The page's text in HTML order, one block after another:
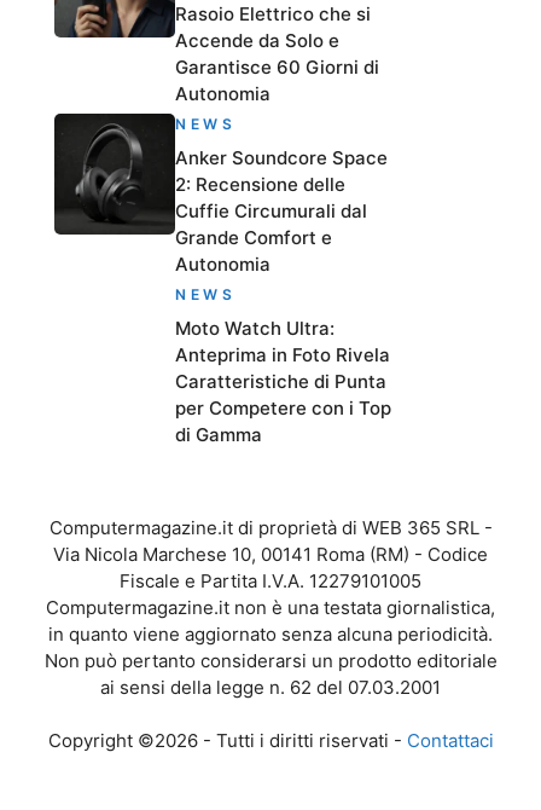
Rasoio Elettrico che si
Accende da Solo e
Garantisce 60 Giorni di
Autonomia
NEWS
Anker Soundcore Space
2: Recensione delle
Cuffie Circumurali dal
Grande Comfort e
Autonomia
NEWS
Moto Watch Ultra:
Anteprima in Foto Rivela
Caratteristiche di Punta
per Competere con i Top
di Gamma
Computermagazine.it di proprietà di WEB 365 SRL -
Via Nicola Marchese 10, 00141 Roma (RM) - Codice
Fiscale e Partita I.V.A. 12279101005
Computermagazine.it non è una testata giornalistica,
in quanto viene aggiornato senza alcuna periodicità.
Non può pertanto considerarsi un prodotto editoriale
ai sensi della legge n. 62 del 07.03.2001
Copyright ©2026 - Tutti i diritti riservati - Contattaci